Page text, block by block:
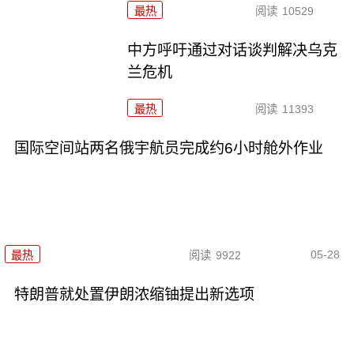
最热 阅读 10529
中方呼吁通过对话谈判解决乌克
兰危机
最热 阅读 11393
国际空间站两名俄宇航员完成约6小时舱外作业
最热 阅读 9922 05-28
特朗普就处置伊朗浓缩铀提出新选项